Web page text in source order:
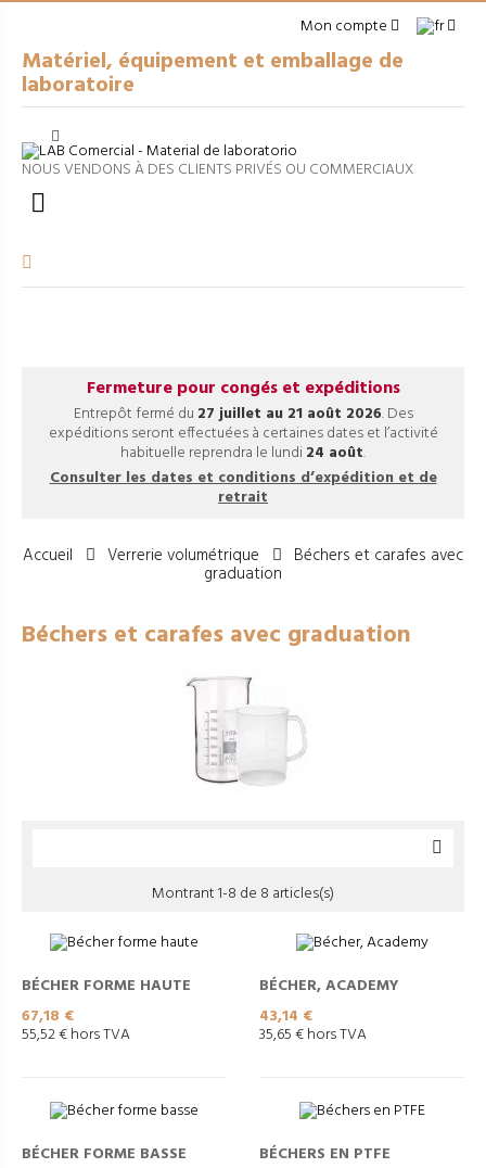
Mon compte
Matériel, équipement et emballage de
laboratoire
Cerrar
arrow_right
MATÉRIEL À USAGE GÉNÉRAL
arrow_right
arrow_right
NOUS VENDONS À DES CLIENTS PRIVÉS OU COMMERCIAUX

Fermeture pour congés et expéditions
Entrepôt fermé du 27 juillet au 21 août 2026. Des
expéditions seront effectuées à certaines dates et l’activité
habituelle reprendra le lundi 24 août.
Consulter les dates et conditions d’expédition et de
retrait
Accueil Verrerie volumétrique Béchers et carafes avec
graduation
Béchers et carafes avec graduation

Montrant 1-8 de 8 articles(s)
BÉCHER FORME HAUTE
Prix
67,18 €
55,52 € hors TVA
BÉCHER, ACADEMY
Prix
43,14 €
35,65 € hors TVA
BÉCHER FORME BASSE
BÉCHERS EN PTFE